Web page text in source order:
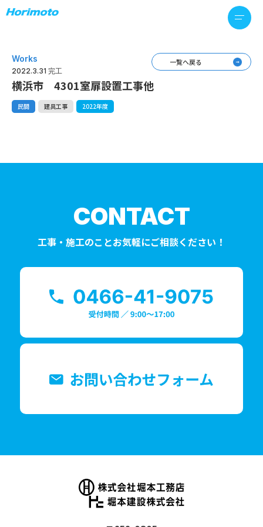
Works
2022.3.31 完工
横浜市 4301室扉設置工事他
民間 建具工事 2022年度
一覧へ戻る
CONTACT
工事・施工のことお気軽にご相談ください！